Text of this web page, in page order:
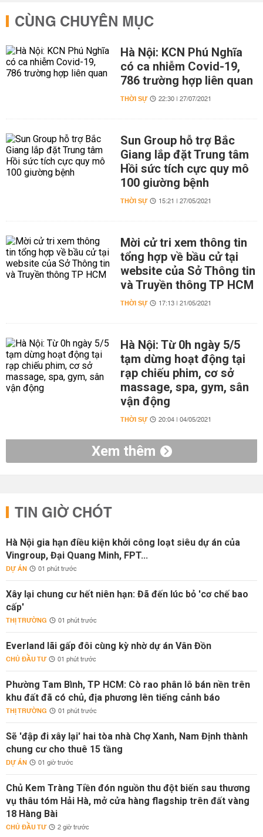
CÙNG CHUYÊN MỤC
Hà Nội: KCN Phú Nghĩa
có ca nhiễm Covid-19,
786 trường hợp liên quan
THỜI SỰ 22:30 | 27/07/2021
Sun Group hỗ trợ Bắc
Giang lắp đặt Trung tâm
Hồi sức tích cực quy mô
100 giường bệnh
THỜI SỰ 15:21 | 27/05/2021
Mời cử tri xem thông tin
tổng hợp về bầu cử tại
website của Sở Thông tin
và Truyền thông TP HCM
THỜI SỰ 17:13 | 21/05/2021
Hà Nội: Từ 0h ngày 5/5
tạm dừng hoạt động tại
rạp chiếu phim, cơ sở
massage, spa, gym, sân
vận động
THỜI SỰ 20:04 | 04/05/2021
Xem thêm
TIN GIỜ CHÓT
Hà Nội gia hạn điều kiện khởi công loạt siêu dự án của
Vingroup, Đại Quang Minh, FPT...
DỰ ÁN 01 phút trước
Xây lại chung cư hết niên hạn: Đã đến lúc bỏ 'cơ chế bao
cấp'
THỊ TRƯỜNG 01 phút trước
Everland lãi gấp đôi cùng kỳ nhờ dự án Vân Đồn
CHỦ ĐẦU TƯ 01 phút trước
Phường Tam Bình, TP HCM: Cò rao phân lô bán nền trên
khu đất đã có chủ, địa phương lên tiếng cảnh báo
THỊ TRƯỜNG 01 phút trước
Sẽ 'đập đi xây lại' hai tòa nhà Chợ Xanh, Nam Định thành
chung cư cho thuê 15 tầng
DỰ ÁN 01 giờ trước
Chủ Kem Tràng Tiền đón nguồn thu đột biến sau thương
vụ thâu tóm Hải Hà, mở cửa hàng flagship trên đất vàng
18 Hàng Bài
CHỦ ĐẦU TƯ 2 giờ trước